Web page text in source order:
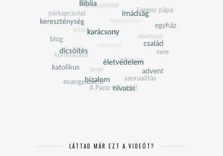
LÁTTAD MÁR EZT A VIDEÓT?